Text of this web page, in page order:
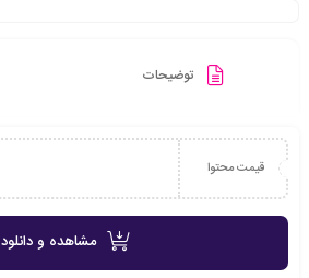
توضیحات
قیمت محتوا
مشاهده و دانلود